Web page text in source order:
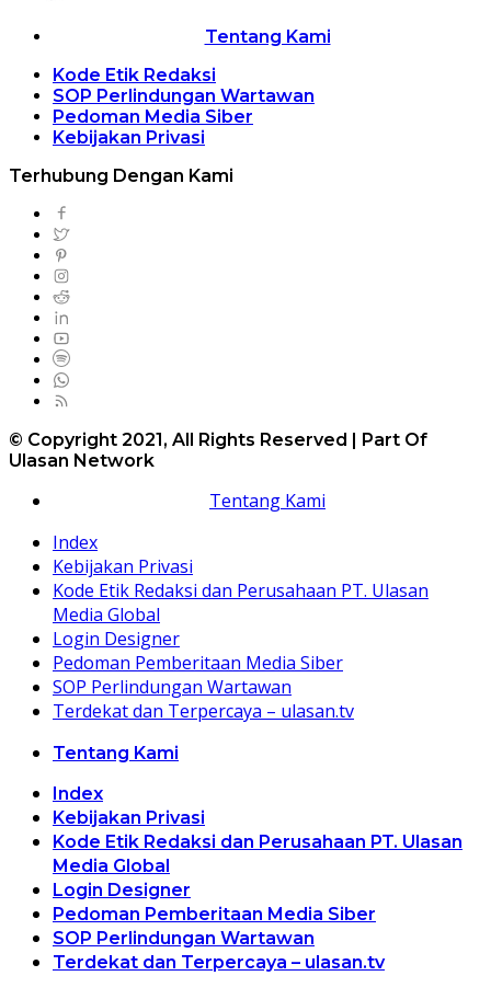
Tentang Kami
Kode Etik Redaksi
SOP Perlindungan Wartawan
Pedoman Media Siber
Kebijakan Privasi
Terhubung Dengan Kami
© Copyright 2021, All Rights Reserved | Part Of
Ulasan Network
Tentang Kami
Index
Kebijakan Privasi
Kode Etik Redaksi dan Perusahaan PT. Ulasan
Media Global
Login Designer
Pedoman Pemberitaan Media Siber
SOP Perlindungan Wartawan
Terdekat dan Terpercaya – ulasan.tv
Tentang Kami
Index
Kebijakan Privasi
Kode Etik Redaksi dan Perusahaan PT. Ulasan
Media Global
Login Designer
Pedoman Pemberitaan Media Siber
SOP Perlindungan Wartawan
Terdekat dan Terpercaya – ulasan.tv